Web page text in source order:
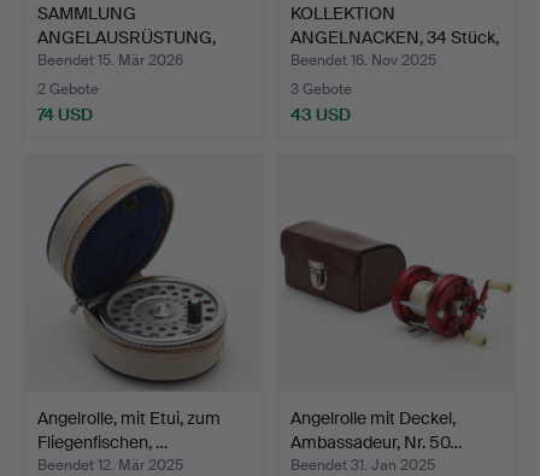
SAMMLUNG
ANGELAUSRÜSTUNG,
Ambassadeur 6500…
Beendet 15. Mär 2026
2 Gebote
74 USD
KOLLEKTION
ANGELNACKEN, 34 Stück,
viele in…
Beendet 16. Nov 2025
3 Gebote
43 USD
Angelrolle, mit Etui, zum
Fliegenfischen, …
Beendet 12. Mär 2025
Angelrolle mit Deckel,
Ambassadeur, Nr. 50…
Beendet 31. Jan 2025